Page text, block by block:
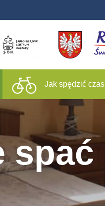
Jak spędzić czas
spać